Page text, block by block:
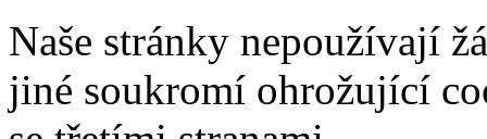
Naše stránky nepoužívají
jiné soukromí ohrožující